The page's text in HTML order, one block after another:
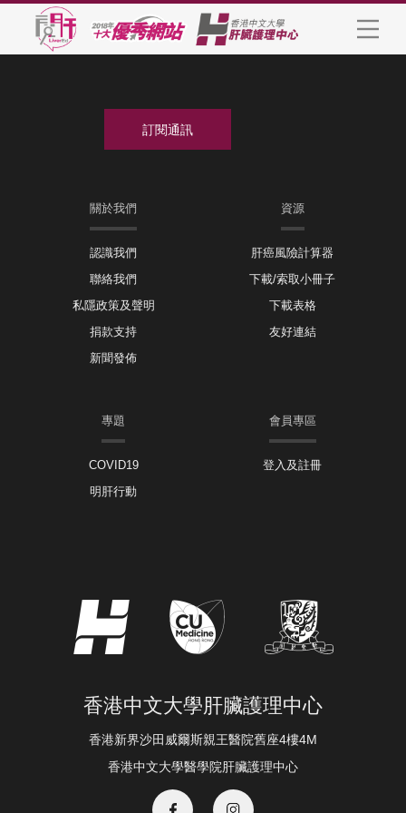
關於我們
認識我們
聯絡我們
私隱政策及聲明
捐款支持
新聞發佈
資源
肝癌風險計算器
下載/索取小冊子
下載表格
友好連結
專題
COVID19
明肝行動
會員專區
登入及註冊
香港中文大學肝臟護理中心
香港新界沙田威爾斯親王醫院舊座4樓4M
香港中文大學醫學院肝臟護理中心